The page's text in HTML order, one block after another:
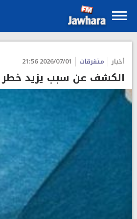
أخبار متفرقات 2026/07/01 21:56
الكشف عن سبب يزيد خطر